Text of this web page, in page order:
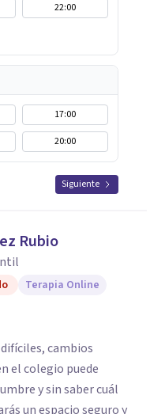
22:00
17:00
20:00
Siguiente
Rubio
Terapia Online
cambios
el colegio puede
y sin saber cuál
un espacio seguro y